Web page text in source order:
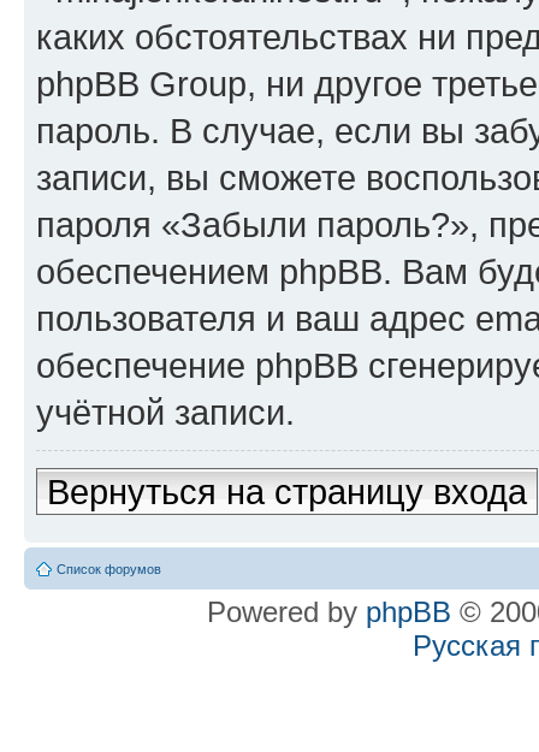
каких обстоятельствах ни
phpBB Group, ни другое
пароль. В случае, если вы
записи, вы сможете
пароля «Забыли пароль?»,
обеспечением phpBB. Вам
пользователя и ваш адрес
обеспечение phpBB
учётной записи.
Вернуться на страницу входа
Список форумов
Powered by phpBB ©
Русская